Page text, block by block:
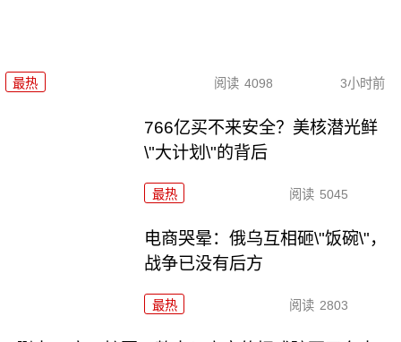
最热 阅读 4098 3小时前
766亿买不来安全？美核潜光鲜
\"大计划\"的背后
最热 阅读 5045
电商哭晕：俄乌互相砸\"饭碗\"，
战争已没有后方
最热 阅读 2803